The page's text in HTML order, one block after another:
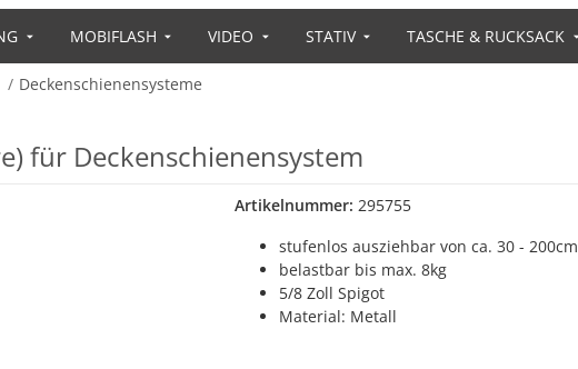
MOBIFLASH VIDEO STATIV TASCHE & RUCKSACK
Deckenschienensysteme
für Deckenschienensystem
Artikelnummer: 295755
stufenlos ausziehbar von ca. 30 - 200cm
belastbar bis max. 8kg
5/8 Zoll Spigot
Material: Metall